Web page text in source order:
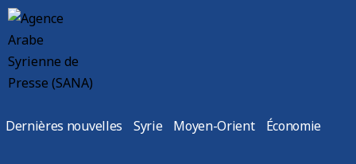
Dernières nouvelles Syrie Moyen-Orient Économie